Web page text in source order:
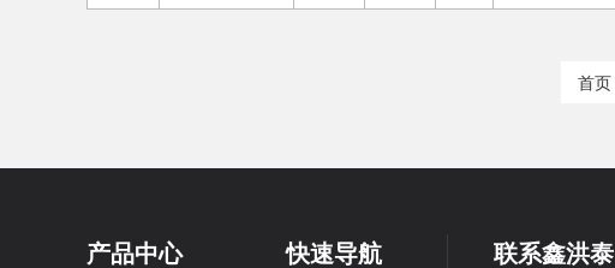
首页
产品中心 快速导航 联系鑫洪泰